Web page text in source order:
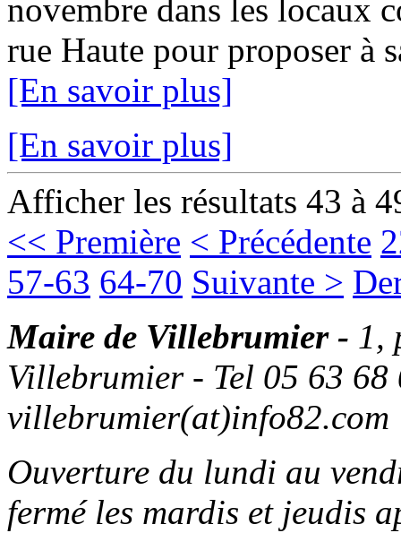
novembre dans les locaux
rue Haute pour proposer à
[En savoir plus]
[En savoir plus]
Afficher les résultats 43 à
<< Première < Précédente
57-63 64-70 Suivante >
Maire de Villebrumier - 1,
Villebrumier - Tel 05 63
villebrumier(at)info82.com
Ouverture du lundi au
fermé les mardis et jeudis